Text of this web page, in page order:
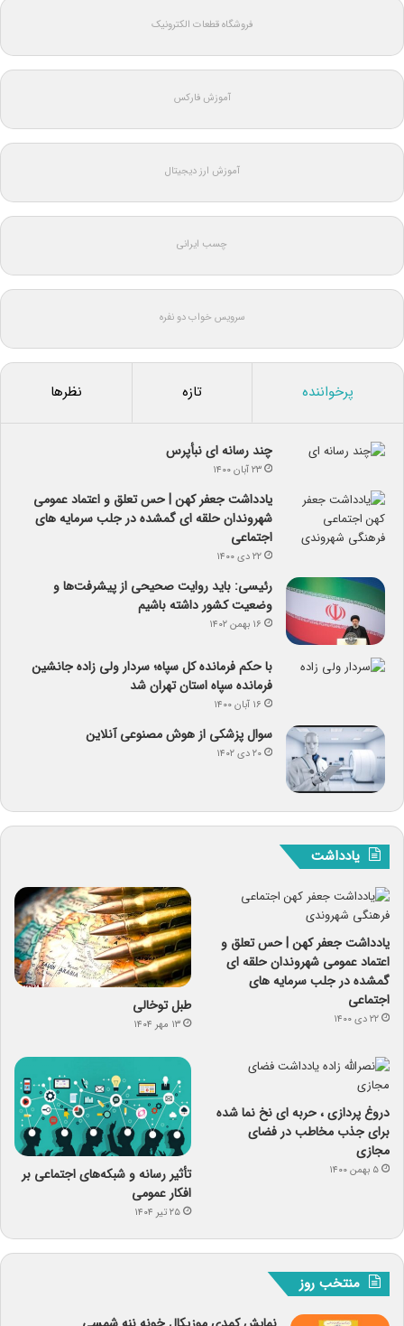
فروشگاه قطعات الکترونیک
آموزش فارکس
آموزش ارز دیجیتال
چسب ایرانی
سرویس خواب دو نفره
پرخواننده تازه نظرها
چند رسانه ای نبأپرس
۲۳ آبان ۱۴۰۰
یادداشت جعفر کهن | حس تعلق و اعتماد عمومی
شهروندان حلقه ای گمشده در جلب سرمایه های
اجتماعی
۲۲ دی ۱۴۰۰
رئیسی: باید روایت صحیحی از پیشرفت‌ها و
وضعیت کشور داشته باشیم
۱۶ بهمن ۱۴۰۲
با حکم فرمانده کل سپاه؛ سردار ولی زاده جانشین
فرمانده سپاه استان تهران شد
۱۶ آبان ۱۴۰۰
سوال پزشکی از هوش مصنوعی آنلاین
۲۰ دی ۱۴۰۲
یادداشت
یادداشت جعفر کهن | حس تعلق و
اعتماد عمومی شهروندان حلقه ای
گمشده در جلب سرمایه های
اجتماعی
۲۲ دی ۱۴۰۰
طبل توخالی
۱۳ مهر ۱۴۰۴
دروغ پردازی ، حربه ای نخ نما شده
برای جذب مخاطب در فضای
مجازی
۵ بهمن ۱۴۰۰
تأثیر رسانه و شبکه‌های اجتماعی بر
افکار عمومی
۲۵ تیر ۱۴۰۴
منتخب روز